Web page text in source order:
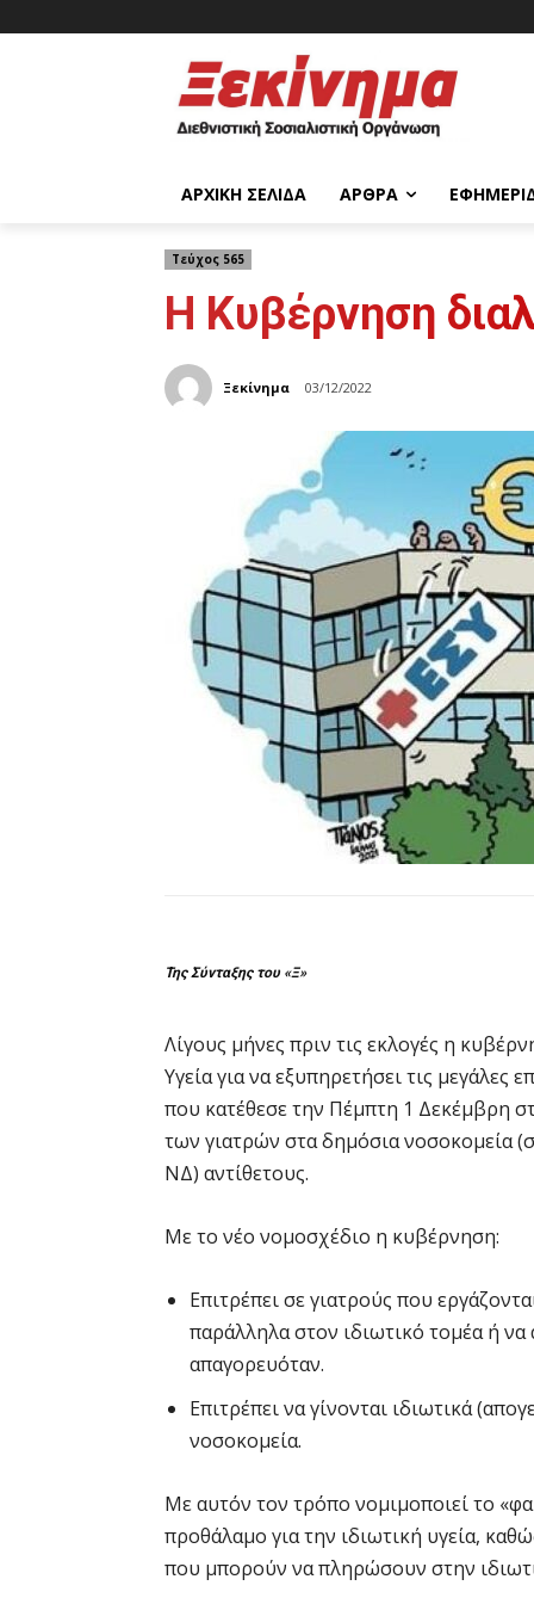
ΑΡΧΙΚΉ ΣΕΛΊΔΑ ΆΡΘΡΑ
Τεύχος 565
Η Κυβέρνηση
Ξεκίνημα 03/12/2022
Της Σύνταξης του «Ξ»
Λίγους μήνες πριν τις εκλογές η
Υγεία για να εξυπηρετήσει τις μεγάλες
που κατέθεσε την Πέμπτη 1 Δεκέμβρη
των γιατρών στα δημόσια νοσοκομεία
ΝΔ) αντίθετους.
Με το νέο νομοσχέδιο η κυβέρνηση:
Επιτρέπει σε γιατρούς που
παράλληλα στον ιδιωτικό τομέα ή να
απαγορευόταν.
Επιτρέπει να γίνονται ιδιωτικά
νοσοκομεία.
Με αυτόν τον τρόπο νομιμοποιεί το
προθάλαμο για την ιδιωτική υγεία,
που μπορούν να πληρώσουν στην